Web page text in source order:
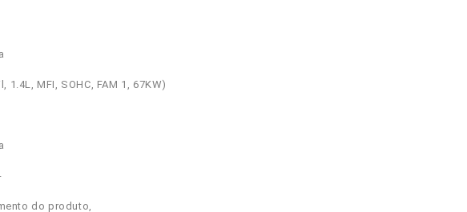
MFI, SOHC, FAM 1, 67KW)
do produto,